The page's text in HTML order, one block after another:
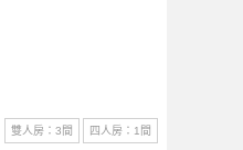
雙人房：3間
四人房：1間